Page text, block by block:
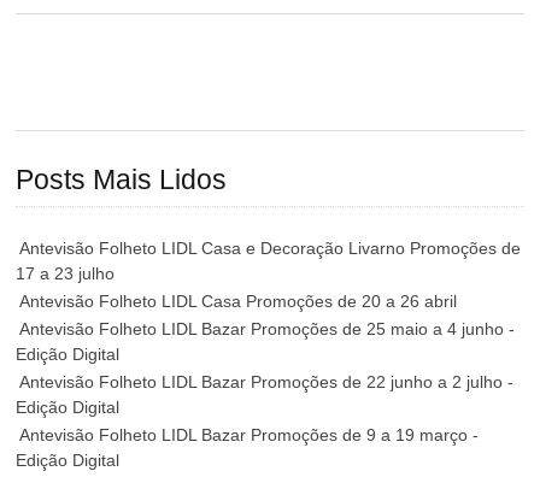
Posts Mais Lidos
Antevisão Folheto LIDL Casa e Decoração Livarno Promoções de
17 a 23 julho
Antevisão Folheto LIDL Casa Promoções de 20 a 26 abril
Antevisão Folheto LIDL Bazar Promoções de 25 maio a 4 junho -
Edição Digital
Antevisão Folheto LIDL Bazar Promoções de 22 junho a 2 julho -
Edição Digital
Antevisão Folheto LIDL Bazar Promoções de 9 a 19 março -
Edição Digital